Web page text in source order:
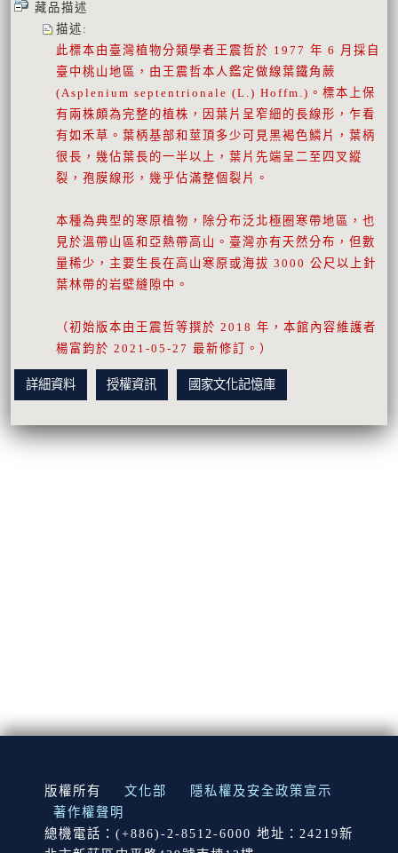
藏品描述
描述 :
此標本由臺灣植物分類學者王震哲於 1977 年 6 月採自
臺中桃山地區，由王震哲本人鑑定做線葉鐵角蕨
(Asplenium septentrionale (L.) Hoffm.)。標本上保
有兩株頗為完整的植株，因葉片呈窄細的長線形，乍看
有如禾草。葉柄基部和莖頂多少可見黑褐色鱗片，葉柄
很長，幾佔葉長的一半以上，葉片先端呈二至四叉縱
裂，孢膜線形，幾乎佔滿整個裂片。
本種為典型的寒原植物，除分布泛北極圈寒帶地區，也
見於溫帶山區和亞熱帶高山。臺灣亦有天然分布，但數
量稀少，主要生長在高山寒原或海拔 3000 公尺以上針
葉林帶的岩壁縫隙中。
（初始版本由王震哲等撰於 2018 年，本館內容維護者
楊富鈞於 2021-05-27 最新修訂。）
詳細資料 授權資訊 國家文化記憶庫
:::
版權所有 文化部
隱私權及安全政策宣示
著作權聲明
總機電話：(+886)-2-8512-6000 地址：24219新